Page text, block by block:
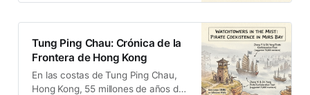
景。
War escapes and global migrations,
this “historical haven” reveals
stunning geological wonders.
Tung Ping Chau: Crónica de la
Frontera de Hong Kong
En las costas de Tung Ping Chau,
Hong Kong, 55 millones de años de